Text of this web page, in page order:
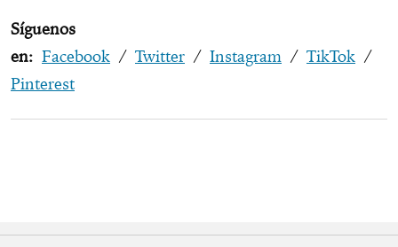
Síguenos
en: Facebook / Twitter / Instagram / TikTok /
Pinterest